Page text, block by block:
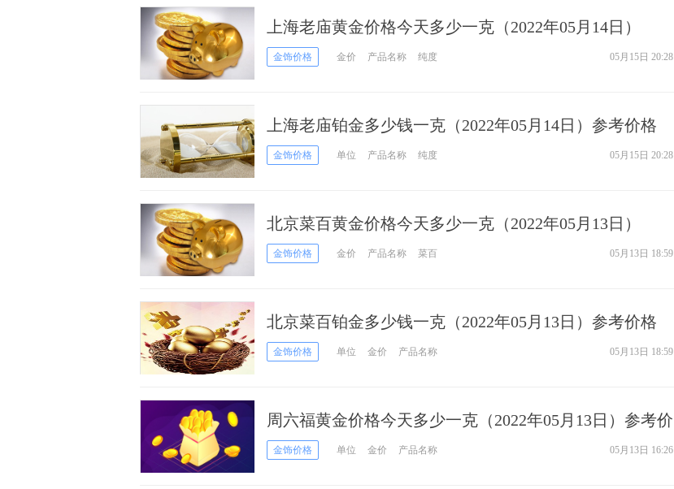
上海老庙黄金价格今天多少一克（2022年05月14日）
金饰价格 金价 产品名称 纯度 05月15日 20:28
上海老庙铂金多少钱一克（2022年05月14日）参考价格
金饰价格 单位 产品名称 纯度 05月15日 20:28
北京菜百黄金价格今天多少一克（2022年05月13日）
金饰价格 金价 产品名称 菜百 05月13日 18:59
北京菜百铂金多少钱一克（2022年05月13日）参考价格
金饰价格 单位 金价 产品名称 05月13日 18:59
周六福黄金价格今天多少一克（2022年05月13日）参考价
格金饰价格 单位 金价 产品名称 05月13日 16:26